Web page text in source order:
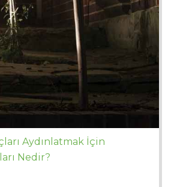
Aydınlatmak İçin
Nedir?